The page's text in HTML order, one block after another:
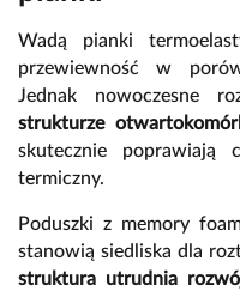
Wadą pianki
przewiewność w
Jednak nowoczesne
strukturze
skutecznie poprawiają
termiczny.
Poduszki z memory
stanowią siedliska dla
struktura utrudnia